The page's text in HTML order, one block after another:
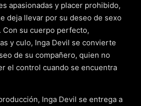
apasionadas y placer prohibido,
deja llevar por su deseo de sexo
Con su cuerpo perfecto,
y culo, Inga Devil se convierte
de su compañero, quien no
el control cuando se encuentra
Inga Devil se entrega a